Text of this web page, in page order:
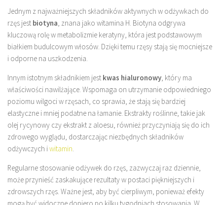
Jednym z najważniejszych składników aktywnych w odżywkach do
rzęs jest biotyna, znana jako witamina H. Biotyna odgrywa
kluczową rolę w metabolizmie keratyny, która jest podstawowym
białkiem budulcowym włosów. Dzięki temu rzęsy stają się mocniejsze
i odporne na uszkodzenia.
Innym istotnym składnikiem jest kwas hialuronowy, który ma
właściwości nawilżające. Wspomaga on utrzymanie odpowiedniego
poziomu wilgoci w rzęsach, co sprawia, że stają się bardziej
elastyczne i mniej podatne na łamanie. Ekstrakty roślinne, takie jak
olej rycynowy czy ekstrakt z aloesu, również przyczyniają się do ich
zdrowego wyglądu, dostarczając niezbędnych składników
odżywczych iwitamin.
Regularne stosowanie odżywek do rzęs, zazwyczaj raz dziennie,
może przynieść zaskakujące rezultaty w postaci piękniejszych i
zdrowszych rzęs. Ważne jest, aby być cierpliwym, ponieważ efekty